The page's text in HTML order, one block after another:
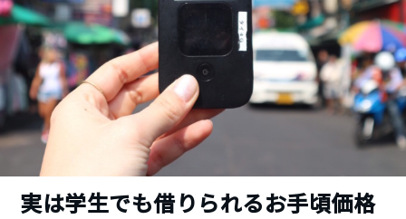
実は学生でも借りられるお手頃価格